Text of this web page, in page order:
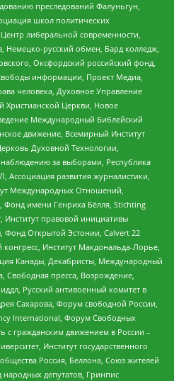
преследований Фалуньгун,
школ политических
либеральной современности,
Немецко-русский обмен, Бард колледж,
Оксфордский российский фонд,
информации, Проект Медиа,
человека, Духовное Управление
Христианской Церкви, Новое
Международный Библейский
движение, Всемирный Институт
Духовной Технологии,
за выборами, Республика
развития журналистики,
Международных Отношений,
имени Генриха Бёлля, Stichting
Институт правовой инициативы
Открытой Эстонии, Calvert 22
Институт Макдональда-Лорье,
Канады, Декабристы, Международный
Свободная пресса, Возрождение,
Русский антивоенный комитет в
Сахарова, Форум свободной России,
International, Форум Свободных
с гражданским движением в России –
Институт государственного
Россия, Беллона, Союз жителей
депутатов, Гринпис